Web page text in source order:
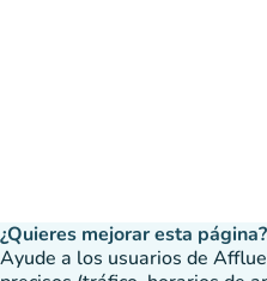
¿Quieres mejorar esta página?
Ayude a los usuarios de